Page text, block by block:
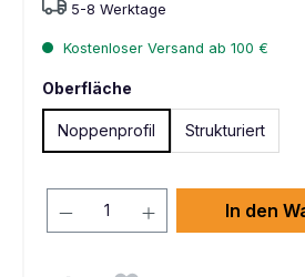
5-8 Werktage
Kostenloser Versand ab 100 €
Oberfläche
Noppenprofil Strukturiert
In den